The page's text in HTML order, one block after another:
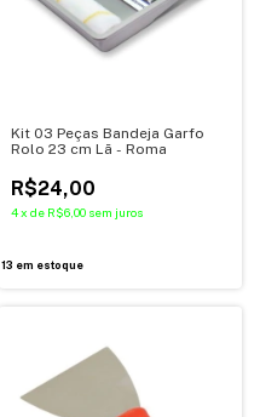
Kit 03 Peças Bandeja Garfo
Rolo 23 cm Lã - Roma
R$24,00
4 x de R$6,00 sem juros
13 em estoque